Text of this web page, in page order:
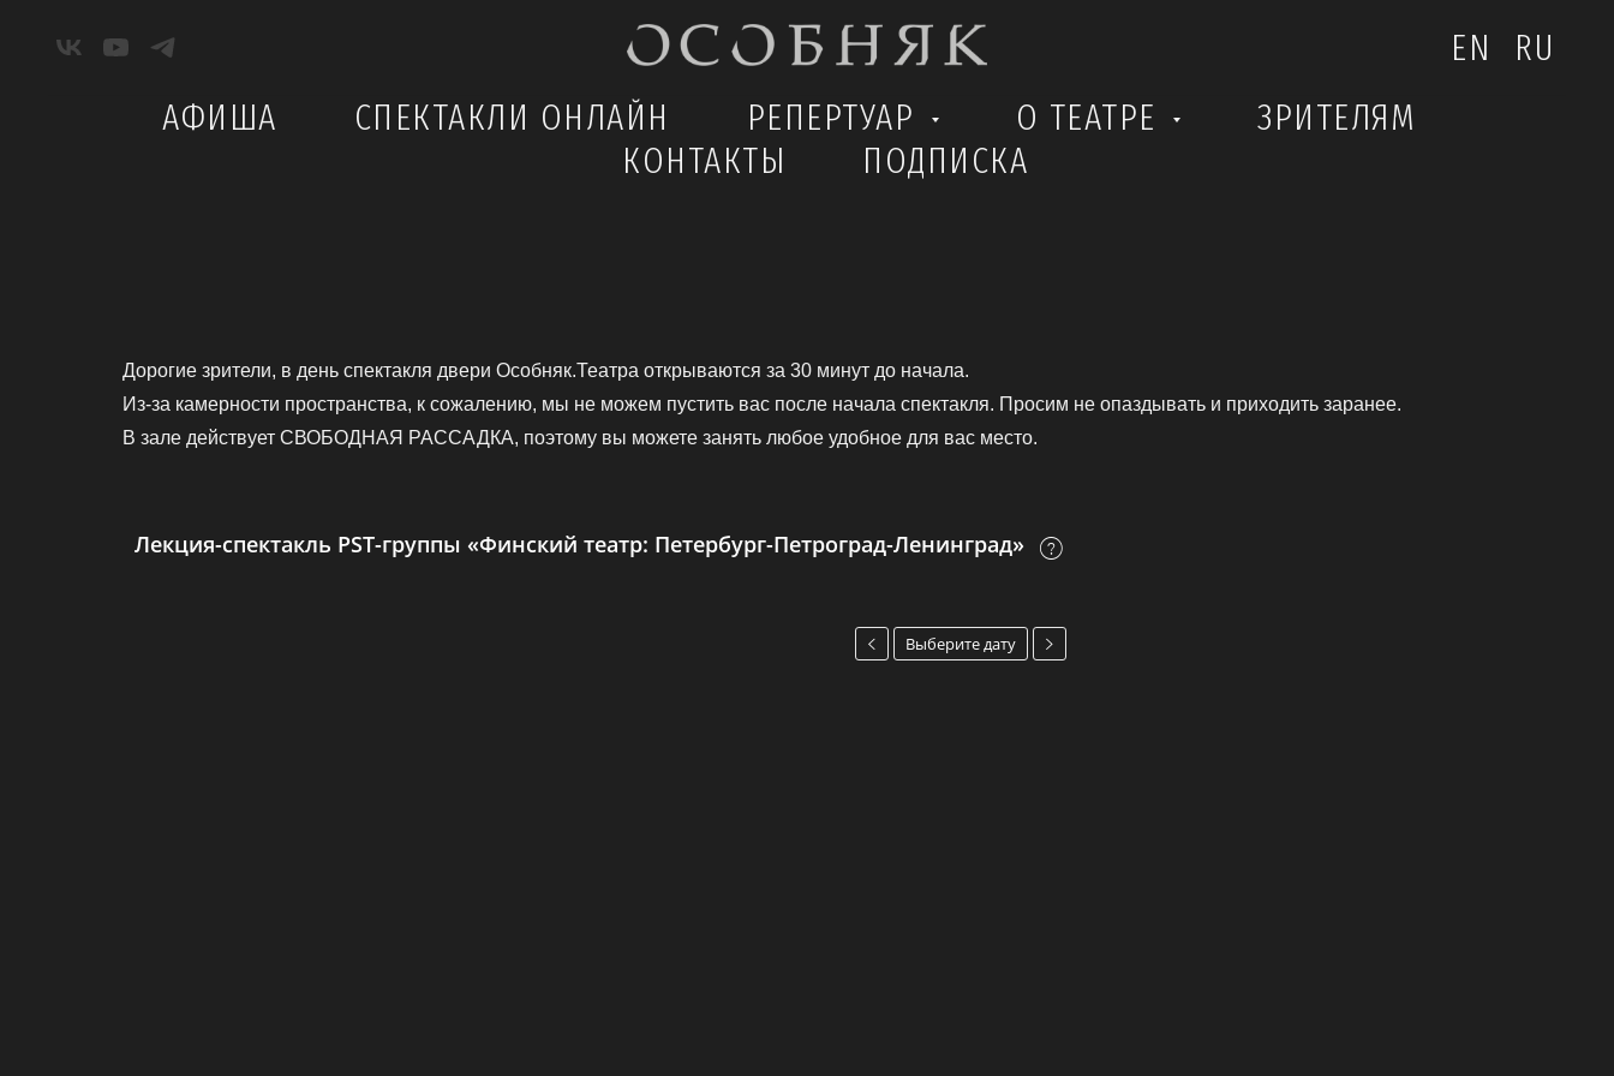
EN
RU
АФИША
СПЕКТАКЛИ ОНЛАЙН РЕПЕРТУАР О ТЕАТРЕ
ЗРИТЕЛЯМ
КОНТАКТЫ
ПОДПИСКА
Дорогие зрители, в день спектакля двери Особняк.Театра открываются за 30 минут до начала.
Из-за камерности пространства, к сожалению, мы не можем пустить вас после начала спектакля. Просим не опаздывать и приходить заранее.
В зале действует СВОБОДНАЯ РАССАДКА, поэтому вы можете занять любое удобное для вас место.